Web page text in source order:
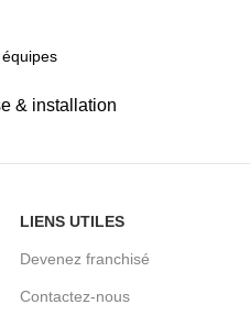
& installation
LIENS UTILES
Devenez franchisé
Contactez-nous